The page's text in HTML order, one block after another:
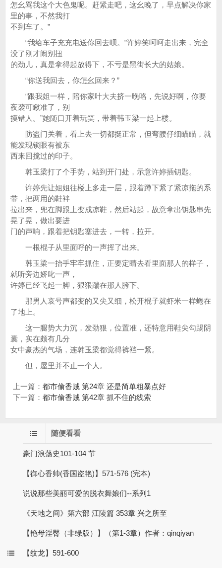
怎幺骂我这个大色鬼呢。赶紧走吧，这幺晚了，早点解决你家
里的事，不然我打
不到车了。”
“我给车子充充电送你回去呗。”许婷笑呵呵走出来，完全
没了刚才闹别扭
的劲儿，真是拿得起放得下，不亏是黑街长大的姑娘。
“你送我回去，你怎幺回来？”
“跟我姐一样，陪你家叶大夫挤一晚咯，先说好啊，你要
夜袭可瞅准了，别
摸错人。”她随口开着玩笑，带着韩玉梁一起上楼。
防盗门关着，看上去一切都挺正常，但弯腰仔细瞄瞄，就
能发现锁眼有被东
西来回搅过的印子。
韩玉梁打了个手势，站到开门处，示意许婷插钥匙。
许婷先让姐姐往楼上多走一层，跟着蹲下紧了紧凉拖的系
带，把两用的鞋袢
拉出来，兜在脚跟上变成凉鞋，然后站起，故意拿出钥匙串先
晃了晃，做出要进
门的声响，跟着把钥匙塞进去，一转，拉开。
一根棍子从里面呼的一声挥了出来。
韩玉梁一抬手牢牢抓住，正要定睛去看里面那人的样子，
就听旁边娇叱一声，
许婷已经飞起一脚，狠狠踹在那人胯下。
那男人哀号声都变的又尖又细，松开棍子就虾米一样蜷在
了地上。
这一腿势大力沉，发劲狠，位置准，还特意用鞋尖勾踢阴
囊，实在颇有几分
女中豪杰的气场，连韩玉梁都觉得裤裆一紧。
但，屋里并不止一个人。
上一篇： 都市偷香贼 第24章 还是简单粗暴点好
下一篇： 都市偷香贼 第42章 抓不住的线索
随便看看
豪门浪荡史101-104 节
【御心香帅(香国盗艳)】571-576 (完本)
说说那些美丽可爱的脱衣舞娘们--系列1
《天地之间》第六部 江陵篇 353章 兴之所至
【艳母淫臀（非绿版）】（第1-3章）作者：qinqiyan
【纹龙】591-600